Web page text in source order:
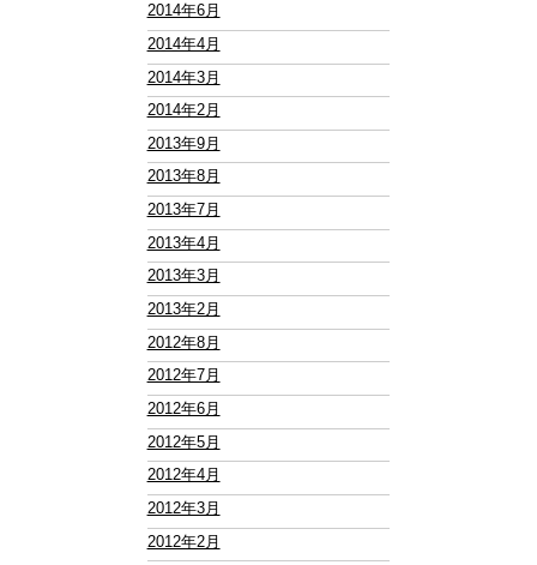
2014年6月
2014年4月
2014年3月
2014年2月
2013年9月
2013年8月
2013年7月
2013年4月
2013年3月
2013年2月
2012年8月
2012年7月
2012年6月
2012年5月
2012年4月
2012年3月
2012年2月